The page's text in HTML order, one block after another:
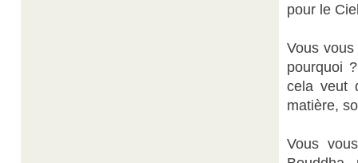
pour le
Vous
pourquoi
cela veut
matière,
Vous